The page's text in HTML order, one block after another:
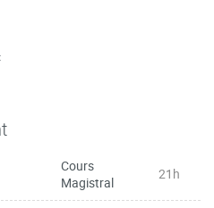
Cours
Magistral
21h